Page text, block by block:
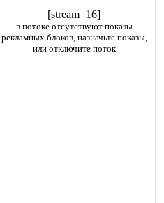
[stream=16]
в потоке отсутствуют показы
рекламных блоков, назначьте показы,
или отключите поток